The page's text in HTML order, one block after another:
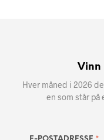
Vinn
Hver måned i 2026
en som står på